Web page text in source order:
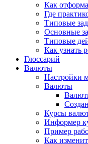
Как
Где
Типовые
Основные
Типовые
Как узнать
Глоссарий
Валюты
Настройки
Валюты
Курсы
Информер
Пример
Как